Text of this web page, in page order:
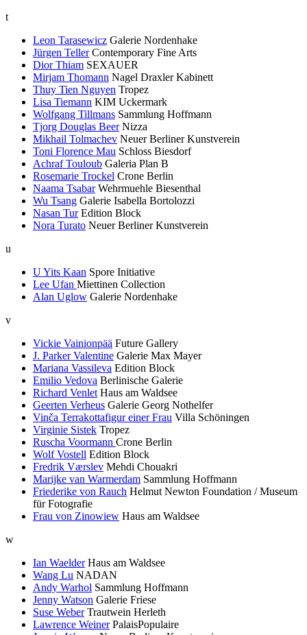
t
Leon Tarasewicz Galerie Nordenhake
Jürgen Teller Contemporary Fine Arts
Dior Thiam SEXAUER
Mirjam Thomann Nagel Draxler Kabinett
Thuy Tien Nguyen Tropez
Lisa Tiemann KIM Uckermark
Wolfgang Tillmans Sammlung Hoffmann
Tjorg Douglas Beer Nizza
Mikhail Tolmachev Neuer Berliner Kunstverein
Toni Florence Mau Schloss Biesdorf
Achraf Touloub Galeria Plan B
Rosemarie Trockel Crone Berlin
Naama Tsabar Wehrmuehle Biesenthal
Wu Tsang Galerie Isabella Bortolozzi
Nasan Tur Edition Block
Nora Turato Neuer Berliner Kunstverein
u
U Yits Kaan Spore Initiative
Lee Ufan Miettinen Collection
Alan Uglow Galerie Nordenhake
v
Vickie Vainionpää Future Gallery
J. Parker Valentine Galerie Max Mayer
Mariana Vassileva Edition Block
Emilio Vedova Berlinische Galerie
Richard Venlet Haus am Waldsee
Geerten Verheus Galerie Georg Nothelfer
Vinča Terrakottafigur einer Frau Villa Schöningen
Virginie Sistek Tropez
Ruscha Voormann Crone Berlin
Wolf Vostell Edition Block
Fredrik Værslev Mehdi Chouakri
Marijke van Warmerdam Sammlung Hoffmann
Friederike von Rauch Helmut Newton Foundation / Museum
für Fotografie
Frau von Zinowiew Haus am Waldsee
w
Ian Waelder Haus am Waldsee
Wang Lu NADAN
Andy Warhol Sammlung Hoffmann
Jenny Watson Galerie Friese
Suse Weber Trautwein Herleth
Lawrence Weiner PalaisPopulaire